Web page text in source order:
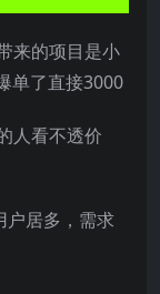
来的项目是小
单了直接3000
人看不透价
户居多，需求